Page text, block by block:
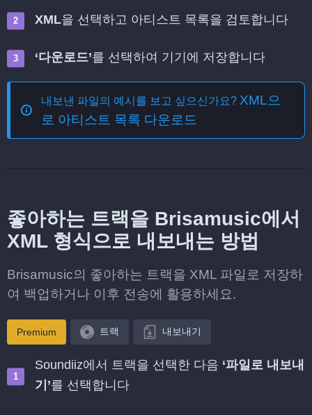
XML을 선택하고 아티스트 목록을 검토합니다
‘다운로드’를 선택하여 기기에 저장합니다
내보낸 파일의 예시를 보고 싶으신가요? XML으
로 아티스트 목록 다운로드
좋아하는 트랙을 Brisamusic에서
XML 형식으로 내보내는 방법
Brisamusic의 좋아하는 트랙을 XML 파일로 저장하
여 백업하거나 이후 전송에 활용하세요.
Premium 트랙 내보내기
Soundiiz에서 트랙을 선택한 다음 ‘파일로 내보내
기’를 선택합니다